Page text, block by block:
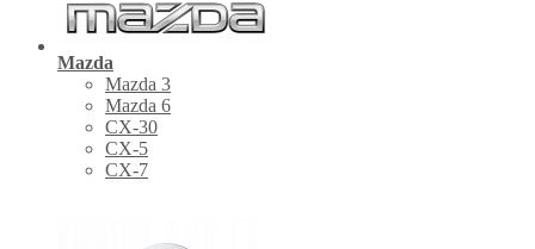
Mazda
Mazda 3
Mazda 6
CX-30
СХ-5
CX-7